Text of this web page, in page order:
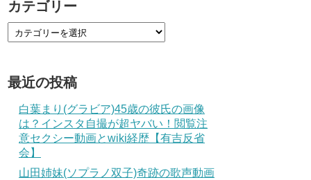
カテゴリー
最近の投稿
白葉まり(グラビア)45歳の彼氏の画像
は？インスタ自撮が超ヤバい！閲覧注
意セクシー動画とwiki経歴【有吉反省
会】
山田姉妹(ソプラノ双子)奇跡の歌声動画